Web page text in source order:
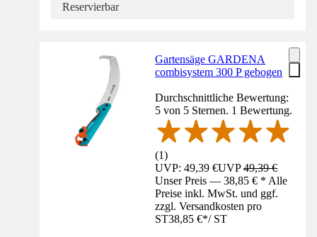
Reservierbar
Gartensäge GARDENA
combisystem 300 P gebogen
Durchschnittliche Bewertung:
5 von 5 Sternen. 1 Bewertung.
(1)
UVP: 49,39 €UVP49,39 €
Unser Preis — 38,85 € * Alle
Preise inkl. MwSt. und ggf.
zzgl. Versandkosten pro
ST38,85 €*/ ST